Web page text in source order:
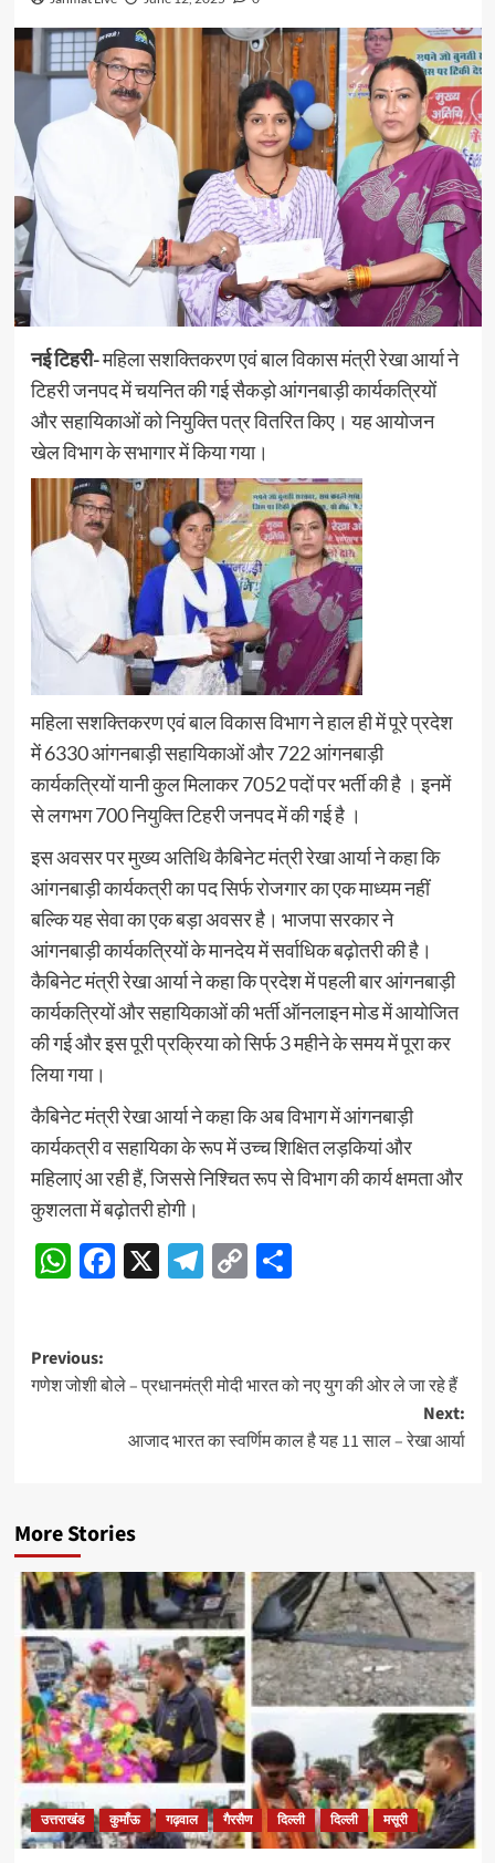
नई टिहरी-महिला सशक्तिकरण एवं बाल विकास मंत्री रेखा आर्या ने
टिहरी जनपद में चयनित की गई सैकड़ो आंगनबाड़ी कार्यकत्रियों
और सहायिकाओं को नियुक्ति पत्र वितरित किए। यह आयोजन
खेल विभाग के सभागार में किया गया।
महिला सशक्तिकरण एवं बाल विकास विभाग ने हाल ही में पूरे प्रदेश
में 6330 आंगनबाड़ी सहायिकाओं और 722 आंगनबाड़ी
कार्यकत्रियों यानी कुल मिलाकर 7052 पदों पर भर्ती की है । इनमें
से लगभग 700 नियुक्ति टिहरी जनपद में की गई है ।
इस अवसर पर मुख्य अतिथि कैबिनेट मंत्री रेखा आर्या ने कहा कि
आंगनबाड़ी कार्यकत्री का पद सिर्फ रोजगार का एक माध्यम नहीं
बल्कि यह सेवा का एक बड़ा अवसर है। भाजपा सरकार ने
आंगनबाड़ी कार्यकत्रियों के मानदेय में सर्वाधिक बढ़ोतरी की है।
कैबिनेट मंत्री रेखा आर्या ने कहा कि प्रदेश में पहली बार आंगनबाड़ी
कार्यकत्रियों और सहायिकाओं की भर्ती ऑनलाइन मोड में आयोजित
की गई और इस पूरी प्रक्रिया को सिर्फ 3 महीने के समय में पूरा कर
लिया गया।
कैबिनेट मंत्री रेखा आर्या ने कहा कि अब विभाग में आंगनबाड़ी
कार्यकत्री व सहायिका के रूप में उच्च शिक्षित लड़कियां और
महिलाएं आ रही हैं, जिससे निश्चित रूप से विभाग की कार्य क्षमता और
कुशलता में बढ़ोतरी होगी।
WhatsApp
Facebook
X Telegram
CopyShare
Post
navigation
Previous:
गणेश जोशी बोले – प्रधानमंत्री मोदी भारत को नए युग की ओर ले जा रहे हैं
Next:
आजाद भारत का स्वर्णिम काल है यह 11 साल – रेखा आर्या
More Stories
उत्तराखंड कुमाँऊ गढ़वाल गैरसैण दिल्ली दिल्ली मसूरी